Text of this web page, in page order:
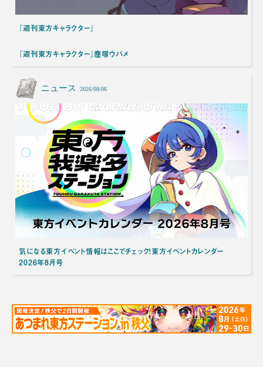
『週刊東方キャラクター』
『週刊東方キャラクター』塵塚ウバメ
ニュース 2026/08/06
気になる東方イベント情報はここでチェック！東方イベントカレンダー
2026年8月号